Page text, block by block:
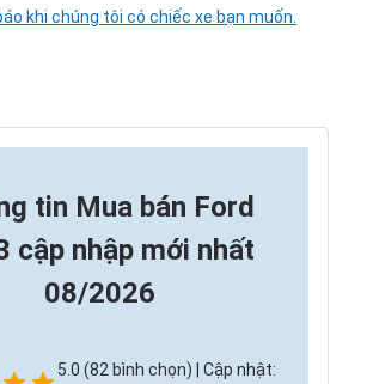
khi chúng tôi có chiếc xe bạn muốn.
tin Mua bán Ford
cập nhập mới nhất
08/2026
5.0 (82 bình chọn) | Cập nhật: